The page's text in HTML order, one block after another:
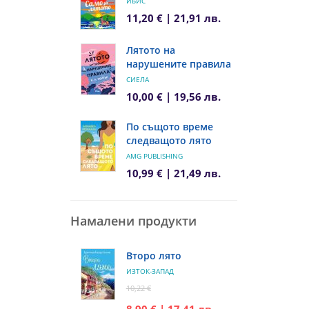
11,20 € | 21,91 лв.
Лятото на
нарушените правила
СИЕЛА
10,00 € | 19,56 лв.
По същото време
следващото лято
AMG PUBLISHING
10,99 € | 21,49 лв.
Намалени продукти
Второ лято
ИЗТОК-ЗАПАД
10,22 €